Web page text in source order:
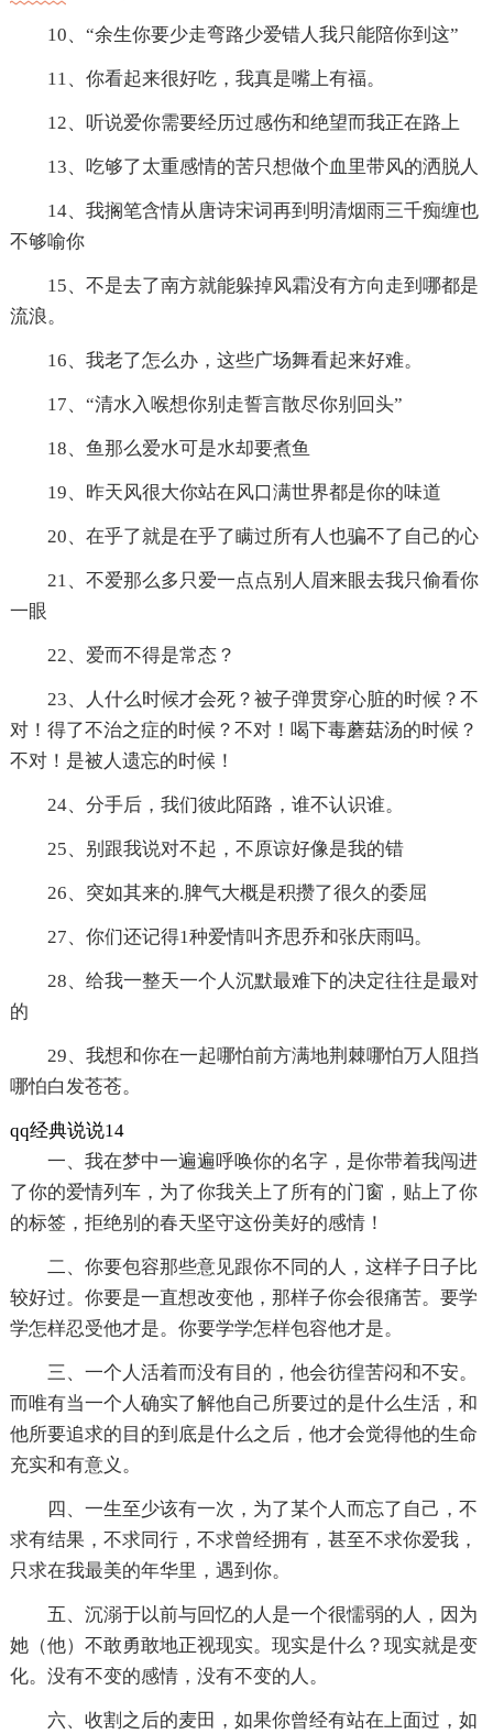
10、“余生你要少走弯路少爱错人我只能陪你到这”
11、你看起来很好吃，我真是嘴上有福。
12、听说爱你需要经历过感伤和绝望而我正在路上
13、吃够了太重感情的苦只想做个血里带风的洒脱人
14、我搁笔含情从唐诗宋词再到明清烟雨三千痴缠也
不够喻你
15、不是去了南方就能躲掉风霜没有方向走到哪都是
流浪。
16、我老了怎么办，这些广场舞看起来好难。
17、“清水入喉想你别走誓言散尽你别回头”
18、鱼那么爱水可是水却要煮鱼
19、昨天风很大你站在风口满世界都是你的味道
20、在乎了就是在乎了瞒过所有人也骗不了自己的心
21、不爱那么多只爱一点点别人眉来眼去我只偷看你
一眼
22、爱而不得是常态？
23、人什么时候才会死？被子弹贯穿心脏的时候？不
对！得了不治之症的时候？不对！喝下毒蘑菇汤的时候？
不对！是被人遗忘的时候！
24、分手后，我们彼此陌路，谁不认识谁。
25、别跟我说对不起，不原谅好像是我的错
26、突如其来的.脾气大概是积攒了很久的委屈
27、你们还记得1种爱情叫齐思乔和张庆雨吗。
28、给我一整天一个人沉默最难下的决定往往是最对
的
29、我想和你在一起哪怕前方满地荆棘哪怕万人阻挡
哪怕白发苍苍。
qq经典说说14
一、我在梦中一遍遍呼唤你的名字，是你带着我闯进
了你的爱情列车，为了你我关上了所有的门窗，贴上了你
的标签，拒绝别的春天坚守这份美好的感情！
二、你要包容那些意见跟你不同的人，这样子日子比
较好过。你要是一直想改变他，那样子你会很痛苦。要学
学怎样忍受他才是。你要学学怎样包容他才是。
三、一个人活着而没有目的，他会彷徨苦闷和不安。
而唯有当一个人确实了解他自己所要过的是什么生活，和
他所要追求的目的到底是什么之后，他才会觉得他的生命
充实和有意义。
四、一生至少该有一次，为了某个人而忘了自己，不
求有结果，不求同行，不求曾经拥有，甚至不求你爱我，
只求在我最美的年华里，遇到你。
五、沉溺于以前与回忆的人是一个很懦弱的人，因为
她（他）不敢勇敢地正视现实。现实是什么？现实就是变
化。没有不变的感情，没有不变的人。
六、收割之后的麦田，如果你曾经有站在上面过，如